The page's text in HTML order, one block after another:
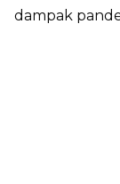
dampak